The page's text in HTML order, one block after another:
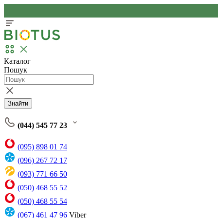
Каталог
Пошук
Знайти
(044) 545 77 23
(095) 898 01 74
(096) 267 72 17
(093) 771 66 50
(050) 468 55 52
(050) 468 55 54
(067) 461 47 96 Viber